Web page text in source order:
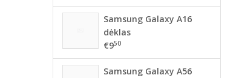
Samsung Galaxy A16
dėklas
€950
Samsung Galaxy A56